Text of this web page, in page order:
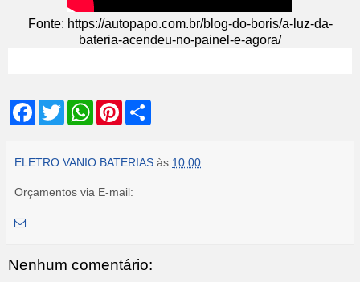
Fonte: https://autopapo.com.br/blog-do-boris/a-luz-da-
bateria-acendeu-no-painel-e-agora/
F
b
o
k
T
w
t
e
W
s
A
p
P
e
r
s
e
ELETRO VANIO BATERIAS às 10:00
Orçamentos via E-mail:
Nenhum comentário: